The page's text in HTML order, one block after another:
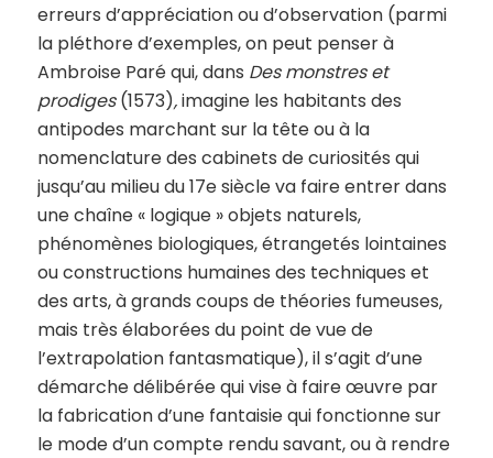
erreurs d’appréciation ou d’observation (parmi
la pléthore d’exemples, on peut penser à
Ambroise Paré qui, dans Des monstres et
prodiges(1573),imagine les habitants des
antipodes marchant sur la tête ou à la
nomenclature des cabinets de curiosités qui
jusqu’au milieu du 17e siècle va faire entrer dans
une chaîne « logique » objets naturels,
phénomènes biologiques, étrangetés lointaines
ou constructions humaines des techniques et
des arts, à grands coups de théories fumeuses,
mais très élaborées du point de vue de
l’extrapolation fantasmatique), il s’agit d’une
démarche délibérée qui vise à faire œuvre par
la fabrication d’une fantaisie qui fonctionne sur
le mode d’un compte rendu savant, ou à rendre